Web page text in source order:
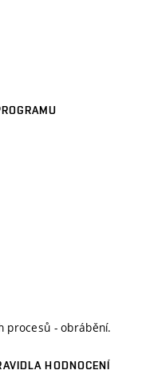
procesů - obrábění.
HODNOCENÍ